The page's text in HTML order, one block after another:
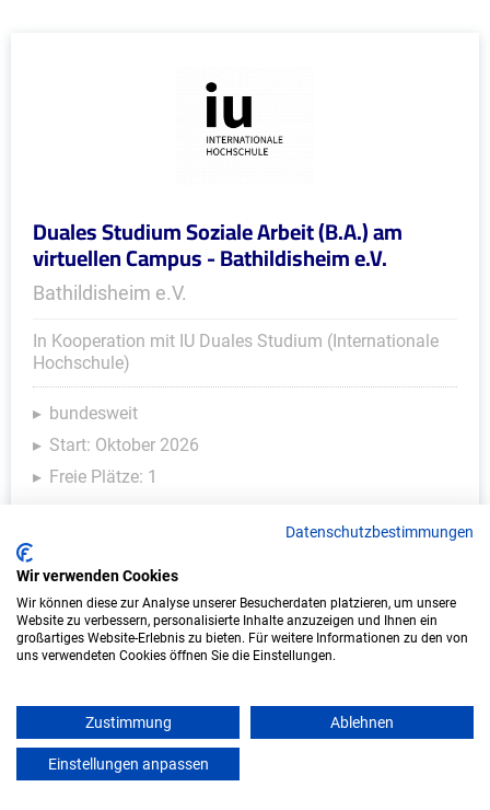
Duales Studium Soziale Arbeit (B.A.) am
virtuellen Campus - Bathildisheim e.V.
Bathildisheim e.V.
In Kooperation mit IU Duales Studium (Internationale
Hochschule)
bundesweit
Start: Oktober 2026
Freie Plätze: 1
Duales Studium Kindheitspädagogik (B.A.)
am virtuellen Campus - Stadt Schopfheim
Stadt Schopfheim
Datenschutzbestimmungen
Wir verwenden Cookies
Wir können diese zur Analyse unserer Besucherdaten platzieren, um unsere
Website zu verbessern, personalisierte Inhalte anzuzeigen und Ihnen ein
großartiges Website-Erlebnis zu bieten. Für weitere Informationen zu den von
uns verwendeten Cookies öffnen Sie die Einstellungen.
Zustimmung Ablehnen
Einstellungen anpassen